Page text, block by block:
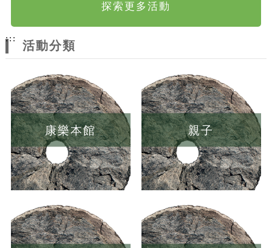
探索更多活動
:::
活動分類
康樂本館 親子